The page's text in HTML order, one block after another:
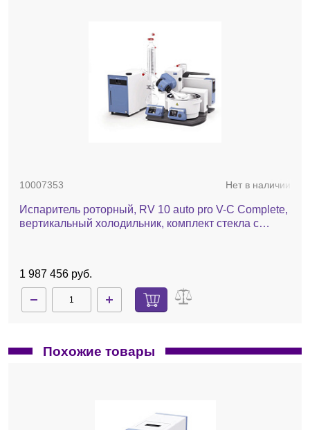
10007353 Нет в наличии
Испаритель роторный, RV 10 auto pro V-C Complete,
вертикальный холодильник, комплект стекла с
1 987 456 руб.
Похожие товары